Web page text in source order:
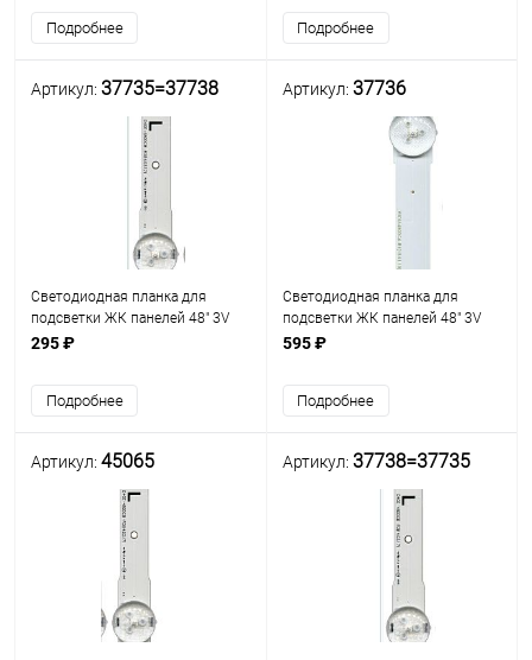
линз), Комплект из 2-х планок,
Uпит. св/д=3V,
Подробнее Подробнее
Артикул: 37735=37738
Светодиодная планка для
подсветки ЖК панелей 48" 3V
(3линзы-1часть) Samsung
3228_R03_REV1.0_131119NHF
(E88441 94V-0 1541-1 CEM-3-D
295 ₽
Подробнее
Артикул: 37736
Светодиодная планка для
подсветки ЖК панелей 48" 3V
(5линз) V5DU-480DCA-
,Uпит.св/д=3V, 443ммх17мм,
платформа фольгирован
595 ₽
Подробнее
Артикул: 45065 Артикул: 37738=37735